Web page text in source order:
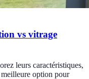
vs vitrage
leurs caractéristiques,
option pour